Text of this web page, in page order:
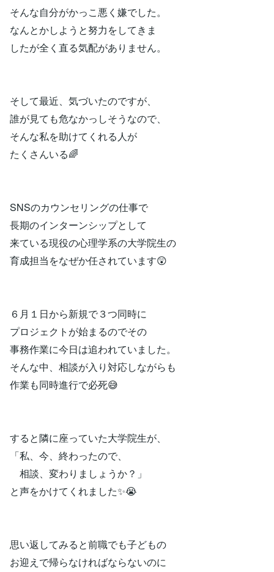
そんな自分がかっこ悪く嫌でした。
なんとかしようと努力をしてきま
したが全く直る気配がありません。
そして最近、気づいたのですが、
誰が見ても危なかっしそうなので、
そんな私を助けてくれる人が
たくさんいる🌈
SNSのカウンセリングの仕事で
長期のインターンシップとして
来ている現役の心理学系の大学院生の
育成担当をなぜか任されています😲
６月１日から新規で３つ同時に
プロジェクトが始まるのでその
事務作業に今日は追われていました。
そんな中、相談が入り対応しながらも
作業も同時進行で必死😅
すると隣に座っていた大学院生が、
「私、今、終わったので、
相談、変わりましょうか？」
と声をかけてくれました✨😭
思い返してみると前職でも子どもの
お迎えで帰らなければならないのに